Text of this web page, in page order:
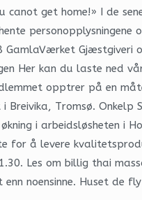
get home!» I de
personopplysningene
Gjæstgiveri
Her kan du laste ned
opptrer på en
Breivika, Tromsø.
i arbeidsløsheten i
for å levere
Les om billig thai
noensinne. Huset de